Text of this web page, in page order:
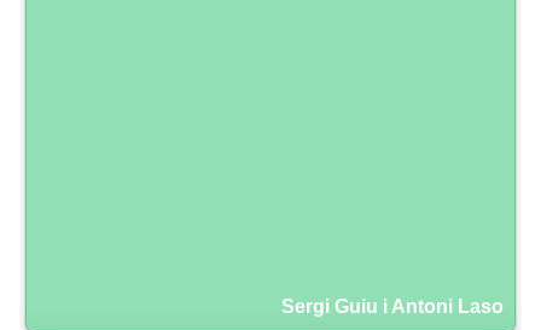
Sergi Guiu i Antoni Laso